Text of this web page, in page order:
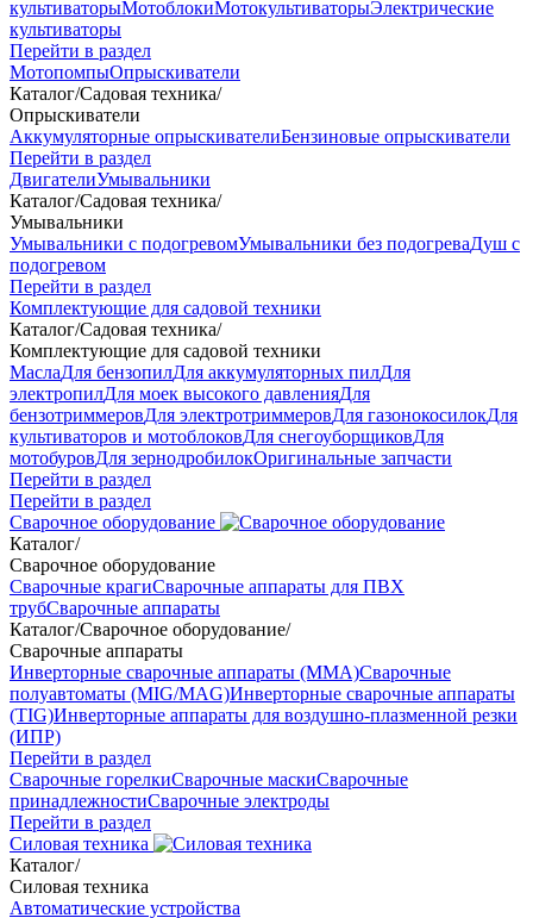
культиваторыМотоблокиМотокультиваторыЭлектрические
культиваторы
Перейти в раздел
МотопомпыОпрыскиватели
Каталог/Садовая техника/
Опрыскиватели
Аккумуляторные опрыскивателиБензиновые опрыскиватели
Перейти в раздел
ДвигателиУмывальники
Каталог/Садовая техника/
Умывальники
Умывальники с подогревомУмывальники без подогреваДуш с
подогревом
Перейти в раздел
Комплектующие для садовой техники
Каталог/Садовая техника/
Комплектующие для садовой техники
МаслаДля бензопилДля аккумуляторных пилДля
электропилДля моек высокого давленияДля
бензотриммеровДля электротриммеровДля газонокосилокДля
культиваторов и мотоблоковДля снегоуборщиковДля
мотобуровДля зернодробилокОригинальные запчасти
Перейти в раздел
Перейти в раздел
Сварочное оборудование
Каталог/
Сварочное оборудование
Сварочные крагиСварочные аппараты для ПВХ
трубСварочные аппараты
Каталог/Сварочное оборудование/
Сварочные аппараты
Инверторные сварочные аппараты (ММА)Сварочные
полуавтоматы (MIG/MAG)Инверторные сварочные аппараты
(TIG)Инверторные аппараты для воздушно-плазменной резки
(ИПР)
Перейти в раздел
Сварочные горелкиСварочные маскиСварочные
принадлежностиСварочные электроды
Перейти в раздел
Силовая техника
Каталог/
Силовая техника
Автоматические устройства